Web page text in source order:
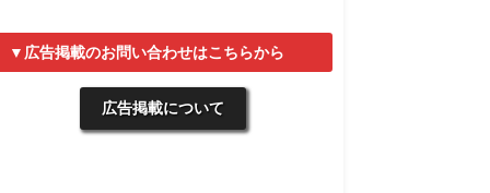
▼広告掲載のお問い合わせはこちらから
広告掲載について